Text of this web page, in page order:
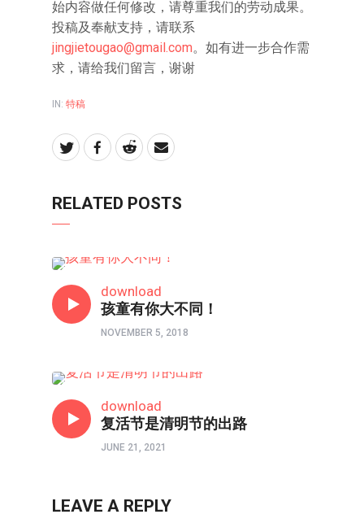
始内容做任何修改，请尊重我们的劳动成果。
投稿及奉献支持，请联系
jingjietougao@gmail.com。如有进一步合作需
求，请给我们留言，谢谢
IN: 特稿
RELATED POSTS
download
孩童有你大不同！
NOVEMBER 5, 2018
download
复活节是清明节的出路
JUNE 21, 2021
LEAVE A REPLY